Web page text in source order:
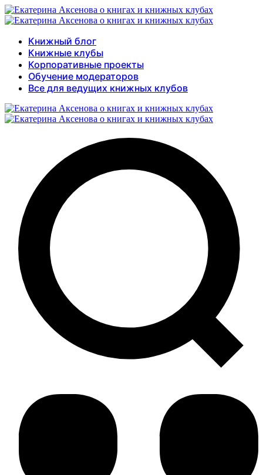
Книжный блог
Книжные клубы
Корпоративные проекты
Обучение модераторов
Все для ведущих книжных клубов